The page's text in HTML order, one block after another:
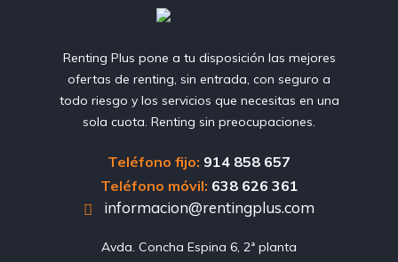
Renting Plus pone a tu disposición las mejores
ofertas de renting, sin entrada, con seguro a
todo riesgo y los servicios que necesitas en una
sola cuota. Renting sin preocupaciones.
Teléfono fijo: 914 858 657
Teléfono móvil: 638 626 361
informacion@rentingplus.com
Avda. Concha Espina 6, 2ª planta